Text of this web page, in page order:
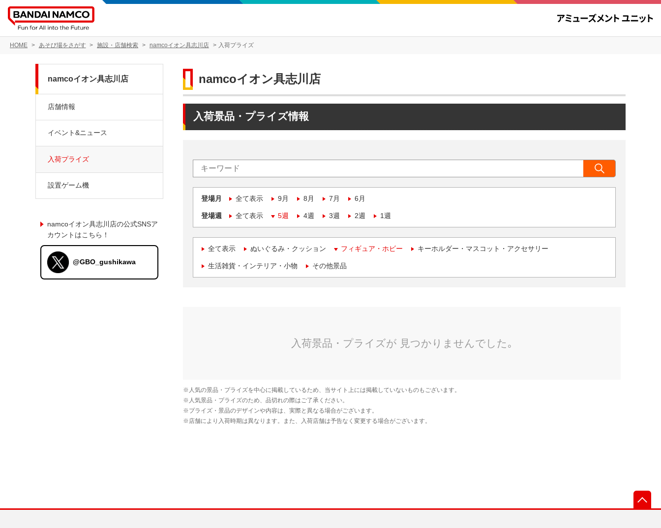
HOME あそび場をさがす 施設・店舗検索 namcoイオン具志川店 入荷プライズ
namcoイオン具志川店
入荷景品・プライズ情報
登場月 全て表示 9月 8月 7月 6月
登場週 全て表示 5週 4週 3週 2週 1週
全て表示 ぬいぐるみ・クッション フィギュア・ホビー キーホルダー・マスコット・アクセサリー
生活雑貨・インテリア・小物 その他景品
namcoイオン具志川店
店舗情報
イベント&ニュース
入荷プライズ
設置ゲーム機
namcoイオン具志川店の公式SNSア
カウントはこちら！
@GBO_gushikawa